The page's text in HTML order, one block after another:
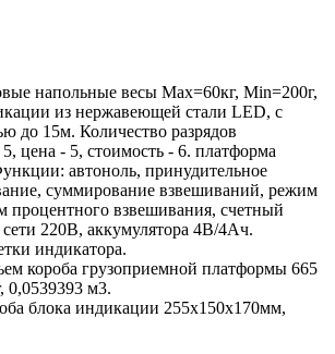
напольные весы Мах=60кг, Min=200г,
из нержавеющей стали LED, с
до 15м. Количество разрядов
цена - 5, стоимость - 6. платформа
автоноль, принудительное
суммирование взвешиваний, режим
процентного взвешивания, счетный
220В, аккумулятора 4В/4Ач.
индикатора.
короба грузоприемной платформы 665
0,0539393 м3.
блока индикации 255х150х170мм,